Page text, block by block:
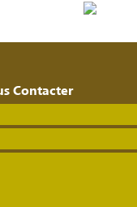
Contacter